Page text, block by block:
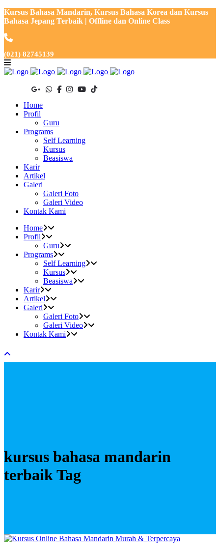
Kursus Bahasa Mandarin, Kursus Bahasa Korea dan Kursus
Bahasa Jepang Terbaik | Offline dan Online Class
(021) 82745139
Home
Profil
Guru
Programs
Self Learning
Kursus
Beasiswa
Karir
Artikel
Galeri
Galeri Foto
Galeri Video
Kontak Kami
Home
Profil
Guru
Programs
Self Learning
Kursus
Beasiswa
Karir
Artikel
Galeri
Galeri Foto
Galeri Video
Kontak Kami
kursus bahasa mandarin
terbaik Tag